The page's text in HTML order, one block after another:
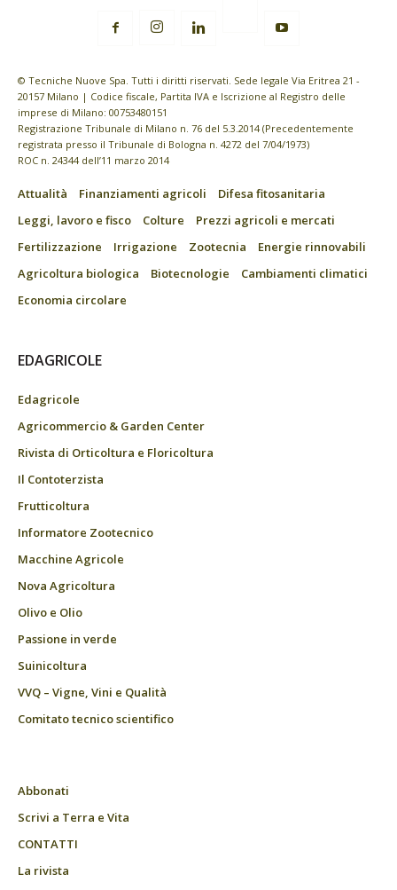
© Tecniche Nuove Spa. Tutti i diritti riservati. Sede legale Via Eritrea 21 -
20157 Milano | Codice fiscale, Partita IVA e Iscrizione al Registro delle
imprese di Milano: 00753480151
Registrazione Tribunale di Milano n. 76 del 5.3.2014 (Precedentemente
registrata presso il Tribunale di Bologna n. 4272 del 7/04/1973)
ROC n. 24344 dell’11 marzo 2014
Attualità Finanziamenti agricoli
Difesa fitosanitaria
Leggi, lavoro e fisco
Colture
Prezzi agricoli e mercati
Fertilizzazione
Irrigazione Zootecnia
Energie rinnovabili
Agricoltura biologica
Biotecnologie
Cambiamenti climatici
Economia circolare
EDAGRICOLE
Edagricole
Agricommercio & Garden Center
Rivista di Orticoltura e Floricoltura
Il Contoterzista
Frutticoltura
Informatore Zootecnico
Macchine Agricole
Nova Agricoltura
Olivo e Olio
Passione in verde
Suinicoltura
VVQ – Vigne, Vini e Qualità
Comitato tecnico scientifico
Abbonati
Scrivi a Terra e Vita
CONTATTI
La rivista